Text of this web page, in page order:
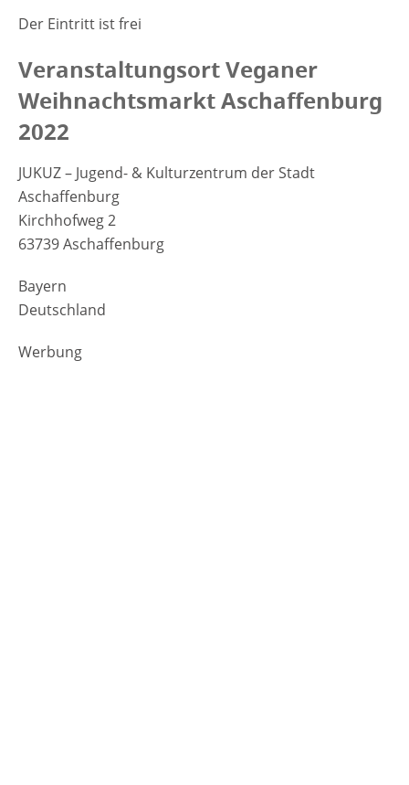
Der Eintritt ist frei
Veranstaltungsort Veganer
Weihnachtsmarkt Aschaffenburg
2022
JUKUZ – Jugend- & Kulturzentrum der Stadt
Aschaffenburg
Kirchhofweg 2
63739 Aschaffenburg
Bayern
Deutschland
Werbung